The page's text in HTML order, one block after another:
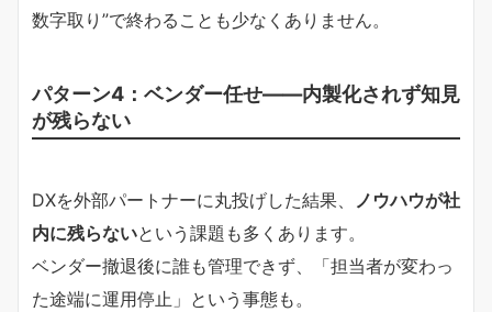
数字取り”で終わることも少なくありません。
パターン4：ベンダー任せ――内製化されず知見
が残らない
DXを外部パートナーに丸投げした結果、 ノウハウが社
内に残らないという課題も多くあります。
ベンダー撤退後に誰も管理できず、「担当者が変わっ
た途端に運用停止」という事態も。